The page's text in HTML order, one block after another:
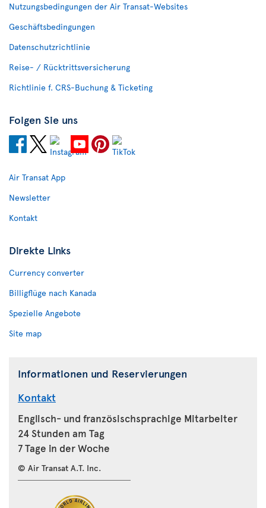
Nutzungsbedingungen der Air Transat-Websites
Geschäftsbedingungen
Datenschutzrichtlinie
Reise- / Rücktrittsversicherung
Richtlinie f. CRS-Buchung & Ticketing
Folgen Sie uns
Air Transat App
Newsletter
Kontakt
Direkte Links
Currency converter
Billigflüge nach Kanada
Spezielle Angebote
Site map
Informationen und Reservierungen
Kontakt
Englisch- und französischsprachige Mitarbeiter
24 Stunden am Tag
7 Tage in der Woche
© Air Transat A.T. Inc.